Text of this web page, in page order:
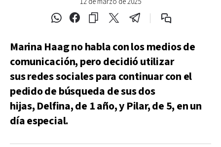
Marina Haag no habla con los medios de
comunicación, pero decidió utilizar
sus redes sociales para continuar con el
pedido de búsqueda de sus dos
hijas, Delfina, de 1 año, y Pilar, de 5, en un
día especial.